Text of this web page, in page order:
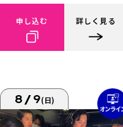
申し込む 詳しく見る
8/9(日)